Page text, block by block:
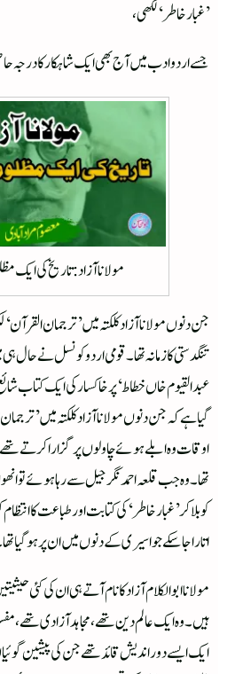
’غبار خاطر‘ لکھی،
جسے اردو ادب میں آج بھی ایک شاہکار کا
مولانا آزاد : تاریخ کی
جن دنوں مولانا آزاد کلکتہ میں ’ترجمان
تنگدستی کا زمانہ تھا۔ قومی اردو کونسل نے حال
عبدالقیوم خاں خطاط‘ پر خاکسار کی ایک کتاب
گیا ہے کہ جن دنوں مولانا آزادکلکتہ میں
اوقات وہ ابلے ہوئے چاولوں پر گزاراکرتے
تھا۔ وہ جب قلعہ احمدنگر جیل سے رہا ہوئے تو
کو بلا کر ’غبار خاطر‘ کی کتابت اور طباعت کا
اتارا جاسکے جو اسیری کے دنوں میں ان پر ہوگیا
مولانا ابوالکلام آزاد کا نام آتے ہی ان کی کئی
ہیں۔ وہ ایک عالم دین تھے، مجاہدآزادی تھے،
ایک ایسے دوراندیش قائد تھے جن کی پیشین